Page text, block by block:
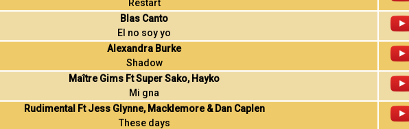
Restart
Blas Canto
El no soy yo
Alexandra Burke
Shadow
Maître Gims Ft Super Sako, Hayko
Mi gna
Rudimental Ft Jess Glynne, Macklemore & Dan Caplen
These days